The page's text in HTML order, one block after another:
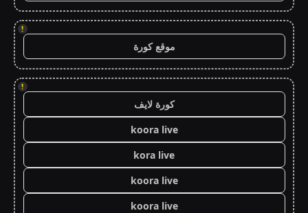
!
موقع كورة
!
كورة لايف
koora live
kora live
koora live
koora live